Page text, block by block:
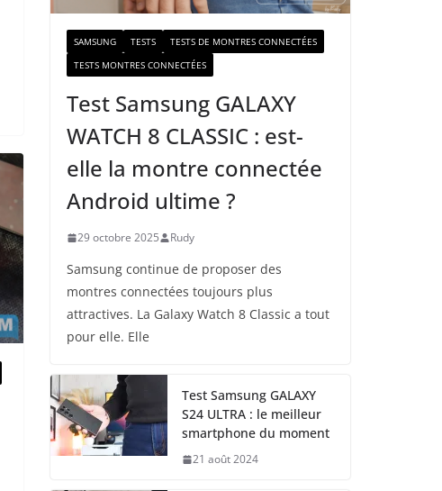
i
SAMSUNG TESTS
TESTS DE MONTRES CONNECTÉES
TESTS MONTRES CONNECTÉES
Test Samsung GALAXY
WATCH 8 CLASSIC : est-
elle la montre connectée
Android ultime ?
29 octobre 2025 Rudy
Samsung continue de proposer des
montres connectées toujours plus
attractives. La Galaxy Watch 8 Classic a tout
pour elle. Elle
Test Samsung GALAXY
S24 ULTRA : le meilleur
smartphone du moment
21 août 2024